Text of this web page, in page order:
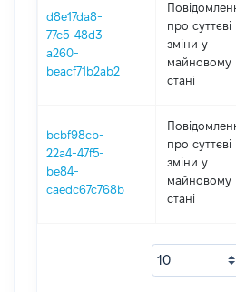
d8e17da8-
77c5-48d3-
a260-
beacf71b2ab2
про суттєві
зміни y
майновому
стані
bcbf98cb-
22a4-47f5-
be84-
caedc67c768b
про суттєві
зміни y
майновому
стані